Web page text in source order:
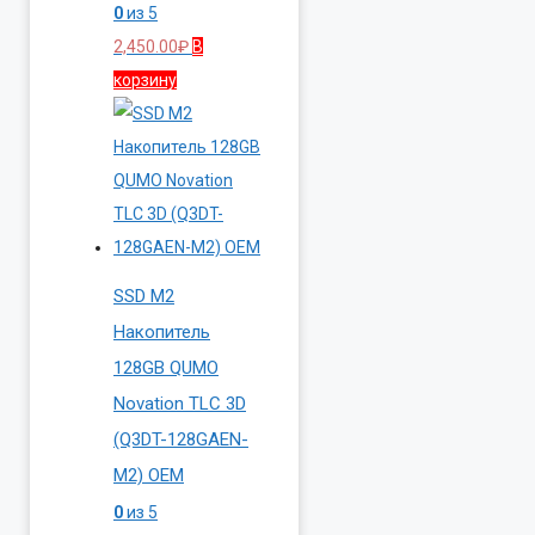
0из 5
2,450.00₽ В
корзину
SSD M2
Накопитель
128GB QUMO
Novation TLC 3D
(Q3DT-128GAEN-
M2) OEM
0из 5